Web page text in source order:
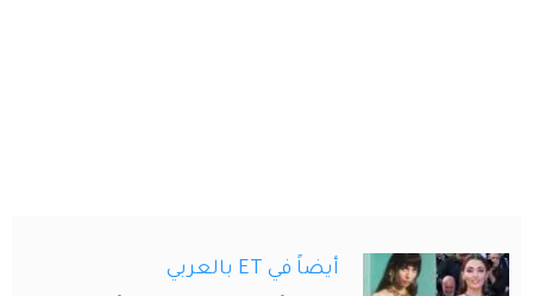
أيضاً في ET بالعربي